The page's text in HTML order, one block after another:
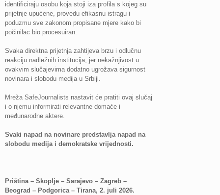
identificiraju osobu koja stoji iza profila s kojeg su
prijetnje upućene, provedu efikasnu istragu i
poduzmu sve zakonom propisane mjere kako bi
počinilac bio procesuiran.
Svaka direktna prijetnja zahtijeva brzu i odlučnu
reakciju nadležnih institucija, jer nekažnjivost u
ovakvim slučajevima dodatno ugrožava sigurnost
novinara i slobodu medija u Srbiji.
Mreža SafeJournalists nastavit će pratiti ovaj slučaj
i o njemu informirati relevantne domaće i
međunarodne aktere.
Svaki napad na novinare predstavlja napad na
slobodu medija i demokratske vrijednosti.
Priština – Skoplje – Sarajevo – Zagreb –
Beograd – Podgorica – Tirana, 2. juli 2026.